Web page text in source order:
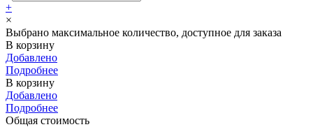
+
×
Выбрано максимальное количество, доступное для заказа
В корзину
Добавлено
Подробнее
В корзину
Добавлено
Подробнее
Общая стоимость